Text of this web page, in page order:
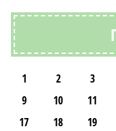
1 2 3
9
10 11
17
18 19